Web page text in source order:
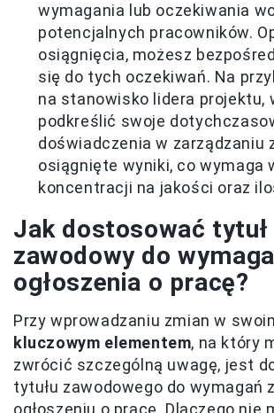
wymagania lub oczekiwania
potencjalnych pracowników.
osiągnięcia, możesz
się do tych oczekiwań. Na
na stanowisko lidera projektu,
podkreślić swoje
doświadczenia w zarządzaniu
osiągnięte wyniki, co wymaga
koncentracji na jakości oraz
Jak dostosować tytuł
zawodowy do
ogłoszenia o pracę?
Przy wprowadzaniu zmian w
kluczowym elementem, na który
zwrócić szczególną uwagę, jest
tytułu zawodowego do wymagań
ogłoszeniu o pracę. Dlaczego nie